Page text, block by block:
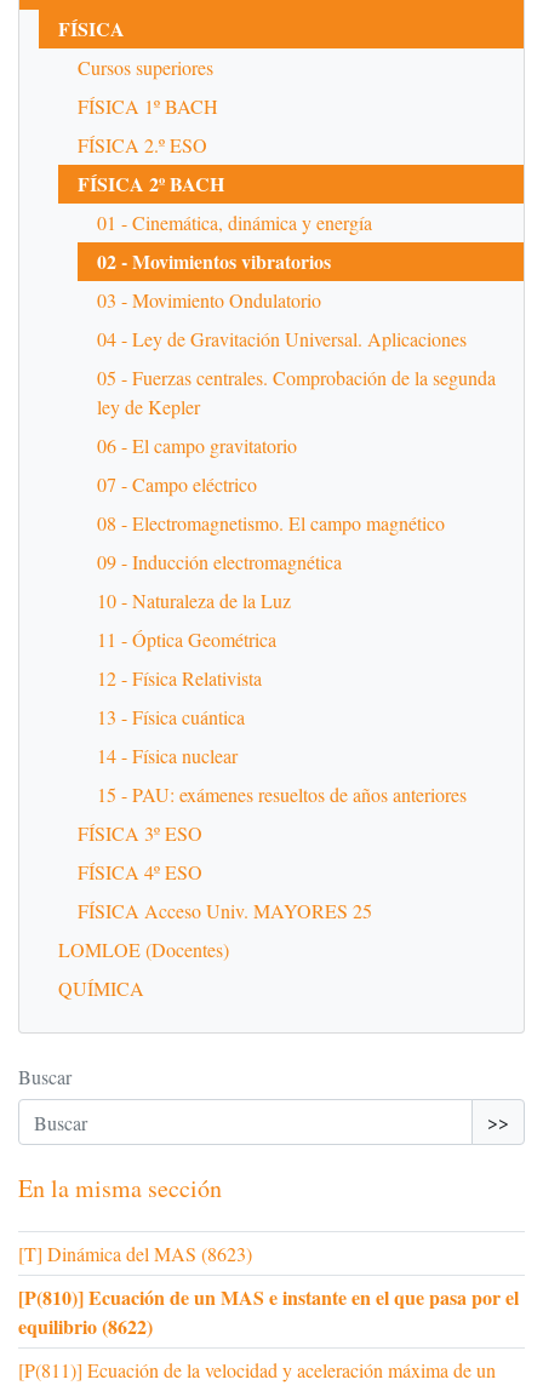
FÍSICA
Cursos superiores
FÍSICA 1º BACH
FÍSICA 2.º ESO
FÍSICA 2º BACH
01 - Cinemática, dinámica y energía
02 - Movimientos vibratorios
03 - Movimiento Ondulatorio
04 - Ley de Gravitación Universal. Aplicaciones
05 - Fuerzas centrales. Comprobación de la segunda
ley de Kepler
06 - El campo gravitatorio
07 - Campo eléctrico
08 - Electromagnetismo. El campo magnético
09 - Inducción electromagnética
10 - Naturaleza de la Luz
11 - Óptica Geométrica
12 - Física Relativista
13 - Física cuántica
14 - Física nuclear
15 - PAU: exámenes resueltos de años anteriores
FÍSICA 3º ESO
FÍSICA 4º ESO
FÍSICA Acceso Univ. MAYORES 25
LOMLOE (Docentes)
QUÍMICA
Buscar
>>
En la misma sección
[T] Dinámica del MAS (8623)
[P(810)] Ecuación de un MAS e instante en el que pasa por el
equilibrio (8622)
[P(811)] Ecuación de la velocidad y aceleración máxima de un